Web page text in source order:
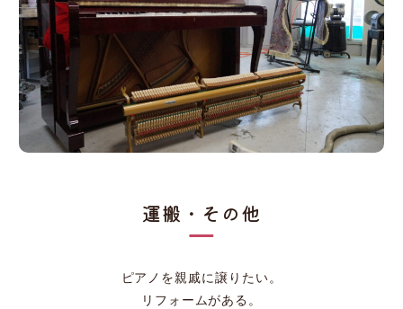
運搬・その他
ピアノを親戚に譲りたい。
リフォームがある。